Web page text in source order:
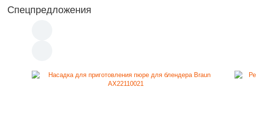
Спецпредложения